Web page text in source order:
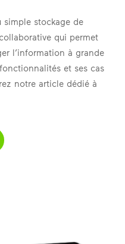
simple stockage de
qui permet
l’information à grande
et ses cas
notre article dédié à